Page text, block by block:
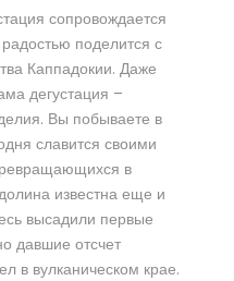
сопровождается
поделится с
Каппадокии. Даже
дегустация –
Вы побываете в
славится своими
в
известна еще и
высадили первые
давшие отсчет
в вулканическом крае.